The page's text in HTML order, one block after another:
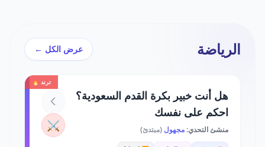
الرياضة عرض الكل ←
ترند 🔥
هل أنت خبير بكرة القدم السعودية؟
احكم على نفسك
منشئ التحدي:مجهول (مبتدئ) ⚔️